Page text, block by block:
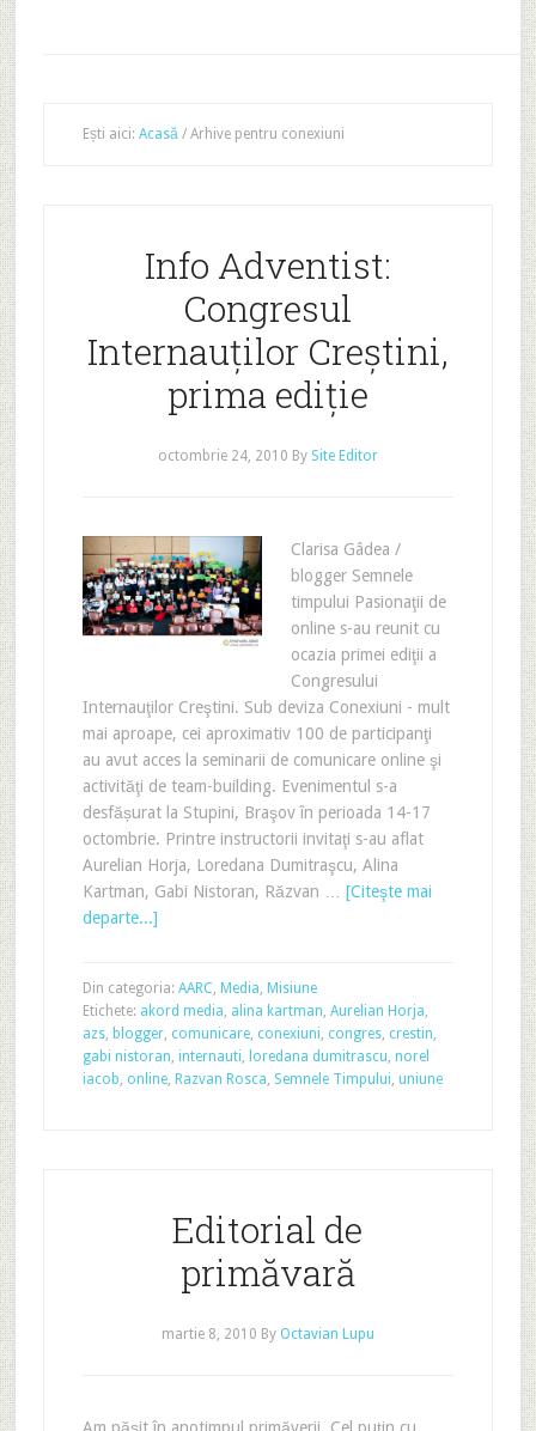
Ești aici: Acasă /Arhive pentru conexiuni
Info Adventist:
Congresul
Internauților Creștini,
prima ediție
octombrie 24, 2010 By Site Editor
Clarisa Gâdea /
blogger Semnele
timpului Pasionaţii de
online s-au reunit cu
ocazia primei ediţii a
Congresului
Internauţilor Creştini. Sub deviza Conexiuni - mult
mai aproape, cei aproximativ 100 de participanţi
au avut acces la seminarii de comunicare online şi
activităţi de team-building. Evenimentul s-a
desfășurat la Stupini, Braşov în perioada 14-17
octombrie. Printre instructorii invitaţi s-au aflat
Aurelian Horja, Loredana Dumitraşcu, Alina
Kartman, Gabi Nistoran, Răzvan … [Citeşte mai
departe...]
Din categoria: AARC, Media, Misiune
Etichete: akord media, alina kartman, Aurelian Horja,
azs, blogger, comunicare, conexiuni, congres, crestin,
gabi nistoran, internauti, loredana dumitrascu, norel
iacob, online, Razvan Rosca, Semnele Timpului, uniune
Editorial de
primăvară
martie 8, 2010 By Octavian Lupu